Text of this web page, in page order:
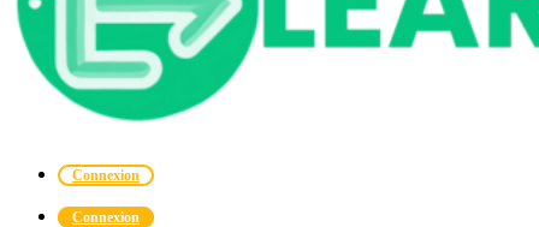
Connexion
Connexion